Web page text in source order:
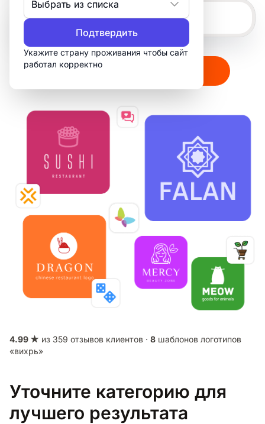
Выбрать из списка
Подтвердить
Укажите страну проживания чтобы сайт
работал корректно
Создать мой логотип
4.99 ★ из 359 отзывов клиентов · 8 шаблонов логотипов
«вихрь»
Уточните категорию для
лучшего результата